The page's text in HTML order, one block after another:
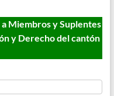
Miembros y Suplentes
y Derecho del cantón